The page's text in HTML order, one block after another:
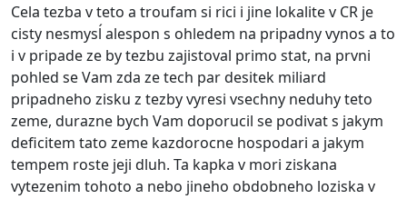
Cela tezba v teto a troufam si rici i jine lokalite v CR je
cisty nesmysĺ alespon s ohledem na pripadny vynos a to
i v pripade ze by tezbu zajistoval primo stat, na prvni
pohled se Vam zda ze tech par desitek miliard
pripadneho zisku z tezby vyresi vsechny neduhy teto
zeme, durazne bych Vam doporucil se podivat s jakym
deficitem tato zeme kazdorocne hospodari a jakym
tempem roste jeji dluh. Ta kapka v mori ziskana
vytezenim tohoto a nebo jineho obdobneho loziska v